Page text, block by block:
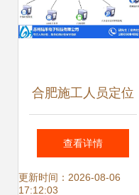
合肥施工人员定位
行业专家 陆禾隧道
人员安全监控方案
查看详情
更新时间：2026-08-06
17:12:03